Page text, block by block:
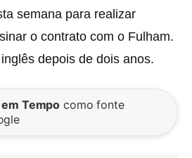
semana para realizar
o contrato com o Fulham.
depois de dois anos.
Tempo como fonte